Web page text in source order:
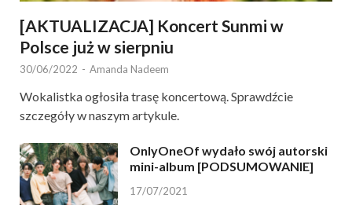
[AKTUALIZACJA] Koncert Sunmi w
Polsce już w sierpniu
30/06/2022 - Amanda Nadeem
Wokalistka ogłosiła trasę koncertową. Sprawdźcie
szczegóły w naszym artykule.
OnlyOneOf wydało swój autorski
mini-album [PODSUMOWANIE]
17/07/2021